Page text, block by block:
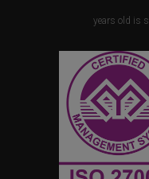
years old is